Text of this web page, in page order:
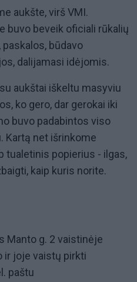
aukšte, virš VMI.
buvo beveik oficiali rūkalių
būdavo
dalijamasi idėjomis.
aukštai iškeltu masyviu
ko gero, dar gerokai iki
buvo padabintos viso
Kartą net išrinkome
tualetinis popierius - ilgas,
kaip kuris norite.
Manto g. 2 vaistinėje
ir joje vaistų pirkti
paštu